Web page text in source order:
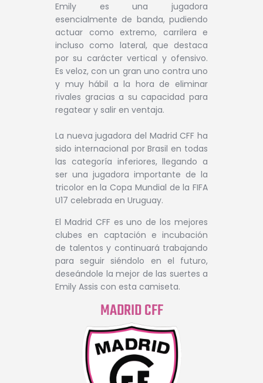
Emily es una jugadora
esencialmente de banda, pudiendo
actuar como extremo, carrilera e
incluso como lateral, que destaca
por su carácter vertical y ofensivo.
Es veloz, con un gran uno contra uno
y muy hábil a la hora de eliminar
rivales gracias a su capacidad para
regatear y salir en ventaja.
La nueva jugadora del Madrid CFF ha
sido internacional por Brasil en todas
las categoría inferiores, llegando a
ser una jugadora importante de la
tricolor en la Copa Mundial de la FIFA
U17 celebrada en Uruguay.
El Madrid CFF es uno de los mejores
clubes en captación e incubación
de talentos y continuará trabajando
para seguir siéndolo en el futuro,
deseándole la mejor de las suertes a
Emily Assis con esta camiseta.
MADRID CFF